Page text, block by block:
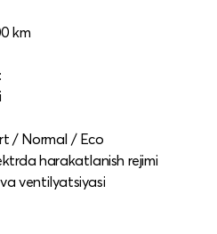
km
/ Normal / Eco
harakatlanish rejimi
ventilyatsiyasi